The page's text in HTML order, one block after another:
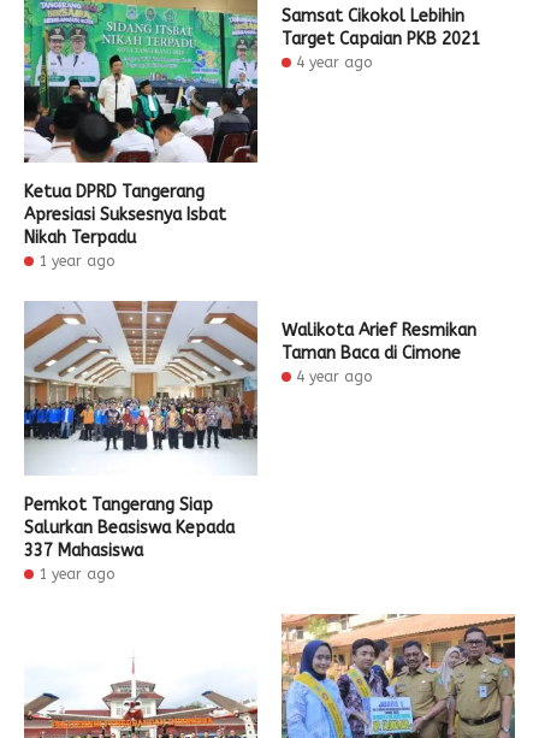
Ketua DPRD Tangerang
Apresiasi Suksesnya Isbat
Nikah Terpadu
1 year ago
Samsat Cikokol Lebihin
Target Capaian PKB 2021
4 year ago
Pemkot Tangerang Siap
Salurkan Beasiswa Kepada
337 Mahasiswa
1 year ago
Walikota Arief Resmikan
Taman Baca di Cimone
4 year ago